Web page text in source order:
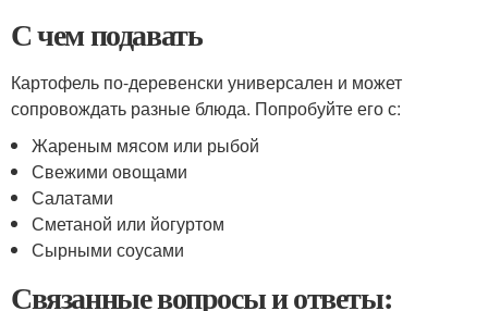
С чем подавать
Картофель по-деревенски универсален и может
сопровождать разные блюда. Попробуйте его с:
Жареным мясом или рыбой
Свежими овощами
Салатами
Сметаной или йогуртом
Сырными соусами
Связанные вопросы и ответы: